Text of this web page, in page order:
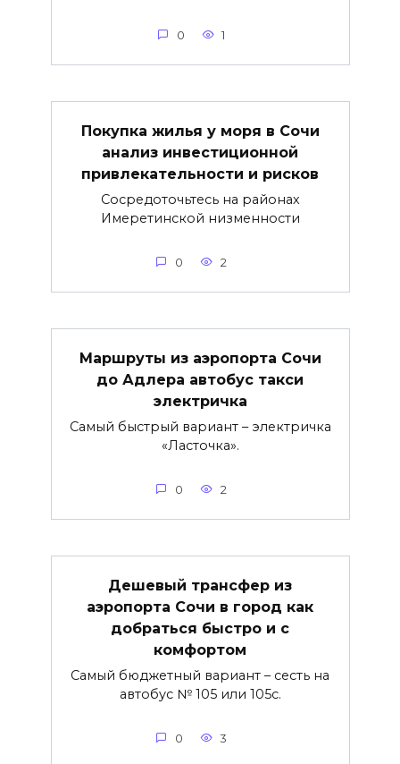
0 1
Покупка жилья у моря в Сочи
анализ инвестиционной
привлекательности и рисков
Сосредоточьтесь на районах
Имеретинской низменности
0 2
Маршруты из аэропорта Сочи
до Адлера автобус такси
электричка
Самый быстрый вариант – электричка
«Ласточка».
0 2
Дешевый трансфер из
аэропорта Сочи в город как
добраться быстро и с
комфортом
Самый бюджетный вариант – сесть на
автобус № 105 или 105с.
0 3